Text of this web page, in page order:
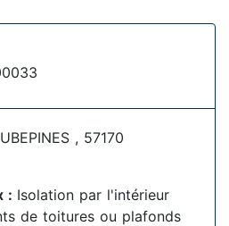
, 57170
: Isolation par l'intérieur
de toitures ou plafonds